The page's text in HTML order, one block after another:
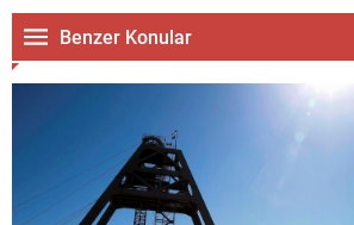
Benzer Konular